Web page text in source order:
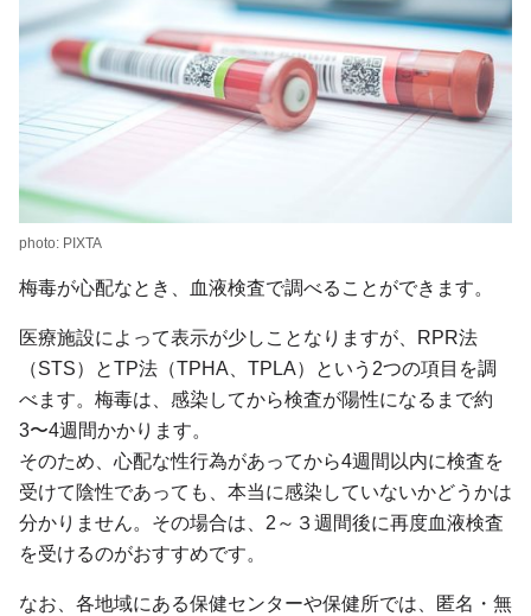
photo: PIXTA
梅毒が心配なとき、血液検査で調べることができます。
医療施設によって表示が少しことなりますが、RPR法
（STS）とTP法（TPHA、TPLA）という2つの項目を調
べます。梅毒は、感染してから検査が陽性になるまで約
3〜4週間かかります。
そのため、心配な性行為があってから4週間以内に検査を
受けて陰性であっても、本当に感染していないかどうかは
分かりません。その場合は、2～３週間後に再度血液検査
を受けるのがおすすめです。
なお、各地域にある保健センターや保健所では、匿名・無